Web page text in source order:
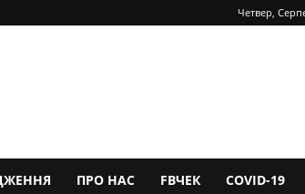
Четвер,
ПРО НАС FBЧЕК COVID-19